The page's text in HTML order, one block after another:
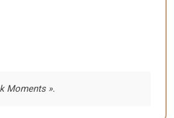
Moments ».